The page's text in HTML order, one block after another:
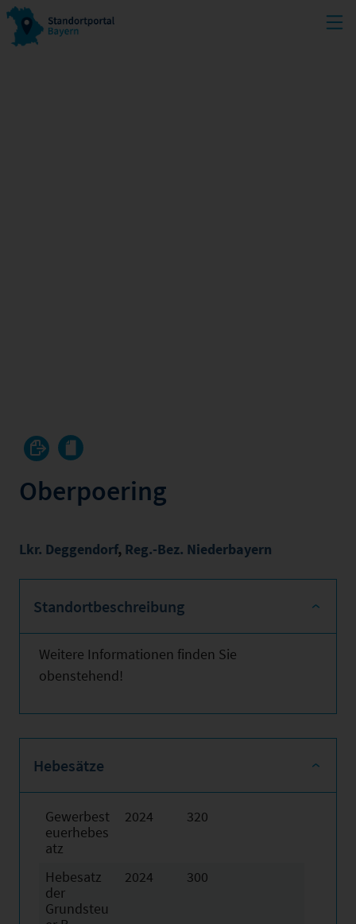
Oberpoering
Lkr. Deggendorf, Reg.-Bez. Niederbayern
Standortbeschreibung
Weitere Informationen finden Sie
obenstehend!
Hebesätze
Gewerbest
euerhebes
atz
2024 320
Hebesatz
der
Grundsteu
2024 300